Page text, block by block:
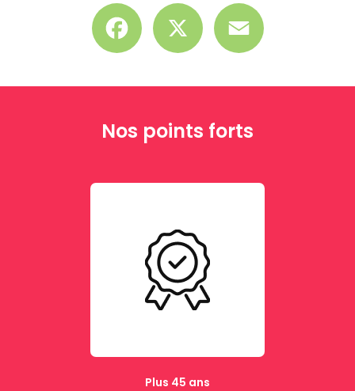
Facebook
Nos points forts
Plus 45 ans